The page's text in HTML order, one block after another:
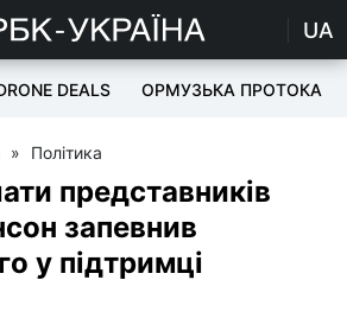
UA
DEALS ОРМУЗЬКА ПРОТОКА
» Політика
представників
запевнив
у підтримці